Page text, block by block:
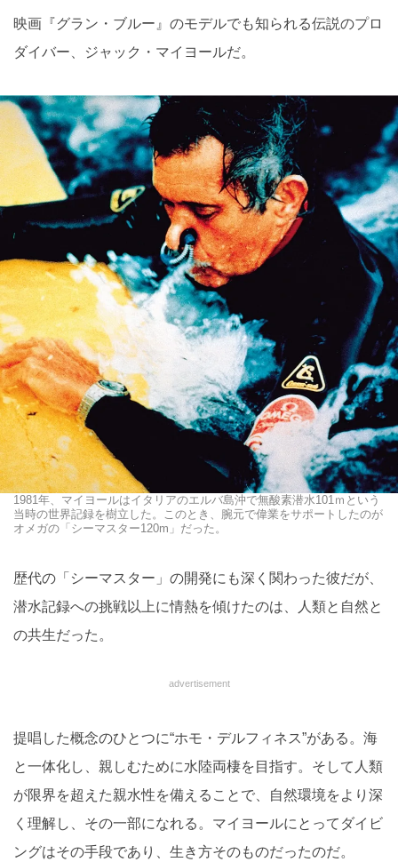
映画『グラン・ブルー』のモデルでも知られる伝説のプロ
ダイバー、ジャック・マイヨールだ。
1981年、マイヨールはイタリアのエルバ島沖で無酸素潜水101ｍという
当時の世界記録を樹立した。このとき、腕元で偉業をサポートしたのが
オメガの「シーマスター120m」だった。
歴代の「シーマスター」の開発にも深く関わった彼だが、
潜水記録への挑戦以上に情熱を傾けたのは、人類と自然と
の共生だった。
advertisement
提唱した概念のひとつに“ホモ・デルフィネス”がある。海
と一体化し、親しむために水陸両棲を目指す。そして人類
が限界を超えた親水性を備えることで、自然環境をより深
く理解し、その一部になれる。マイヨールにとってダイビ
ングはその手段であり、生き方そのものだったのだ。